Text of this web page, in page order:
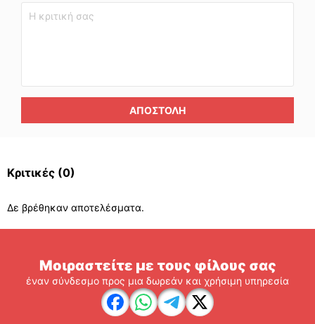
ΑΠΟΣΤΟΛΉ
Κριτικές (0)
Δε βρέθηκαν αποτελέσματα.
Μοιραστείτε με τους φίλους σας
έναν σύνδεσμο προς μια δωρεάν και χρήσιμη υπηρεσία